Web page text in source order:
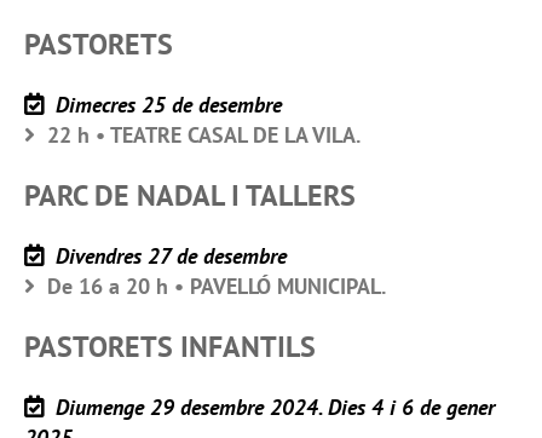
PASTORETS
Dimecres 25 de desembre
22 h • TEATRE CASAL DE LA VILA.
PARC DE NADAL I TALLERS
Divendres 27 de desembre
De 16 a 20 h • PAVELLÓ MUNICIPAL.
PASTORETS INFANTILS
Diumenge 29 desembre 2024. Dies 4 i 6 de gener